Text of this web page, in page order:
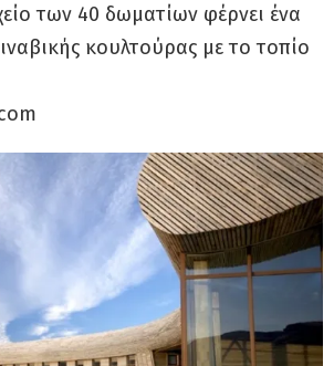
των 40 δωματίων φέρνει ένα
κουλτούρας με το τοπίο